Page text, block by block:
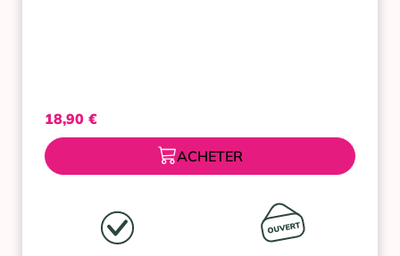
18,90 €
ACHETER